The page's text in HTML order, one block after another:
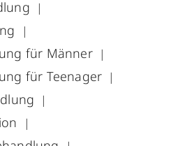
für Männer
für Teenager